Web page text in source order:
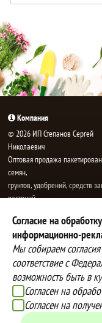
корзине!
Согласие на
информационно-
Мы собираем
соответствие с
возможность быть в
Согласен на
Согласен на
Компания
© 2026 ИП Степанов Сергей
Николаевич
Oптовая продажа
семян,
грунтов, удобрений, средств
растений.
E-mail:
Телефон: +7 (8352) 28-80-34
Адрес: г. Чебоксары, пр. Мира
Способы оплаты
Вы можете оплатить покупки